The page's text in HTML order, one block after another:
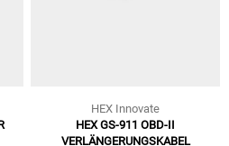
HEX Innovate
HEX GS-911 OBD-II
VERLÄNGERUNGSKABEL